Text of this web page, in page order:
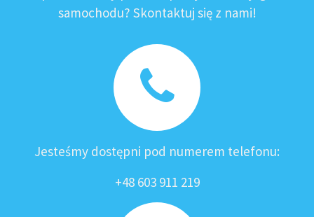
samochodu? Skontaktuj się z nami!
Jesteśmy dostępni pod numerem telefonu:
+48 603 911 219